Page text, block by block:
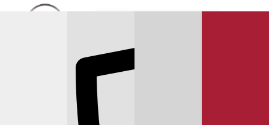
Цена: 0 ₽
Заказ 1 день